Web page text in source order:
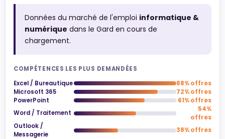
Données du marché de l'emploi informatique &
numérique dans le Gard en cours de
chargement.
COMPÉTENCES LES PLUS DEMANDÉES
Excel / Bureautique
88% offres
Microsoft 365
72% offres
PowerPoint
61% offres
Word / Traitement
54%
offres
Outlook /
Messagerie
38% offres